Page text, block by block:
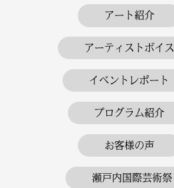
アート紹介
アーティストボイス
イベントレポート
プログラム紹介
お客様の声
瀬戸内国際芸術祭